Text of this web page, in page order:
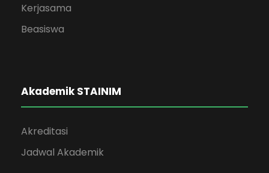
Kerjasama
Beasiswa
Akademik STAINIM
Akreditasi
Jadwal Akademik